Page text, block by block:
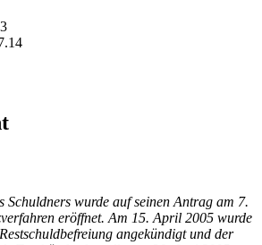
Schuldners wurde auf seinen Antrag am 7.
eröffnet. Am 15. April 2005 wurde
angekündigt und der